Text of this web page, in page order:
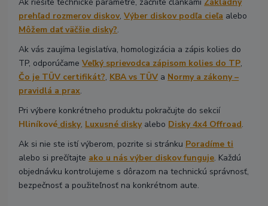
prehľad rozmerov diskov,Výber diskov podľa cieľa alebo
Môžem dať väčšie disky?.
Ak vás zaujíma legislatíva, homologizácia a zápis kolies do
TP, odporúčameVeľký sprievodca zápisom kolies do TP,
Čo je TÜV certifikát?, KBA vs TÜV a Normy a zákony –
pravidlá a prax.
Pri výbere konkrétneho produktu pokračujte do sekcií
Hliníkové disky, Luxusné diskyalebo Disky 4x4 Offroad.
Ak si nie ste istí výberom, pozrite si stránku Poradíme ti
alebo si prečítajte ako u nás výber diskov funguje. Každú
objednávku kontrolujeme s dôrazom na technickú správnosť,
bezpečnosť a použiteľnosť na konkrétnom aute.